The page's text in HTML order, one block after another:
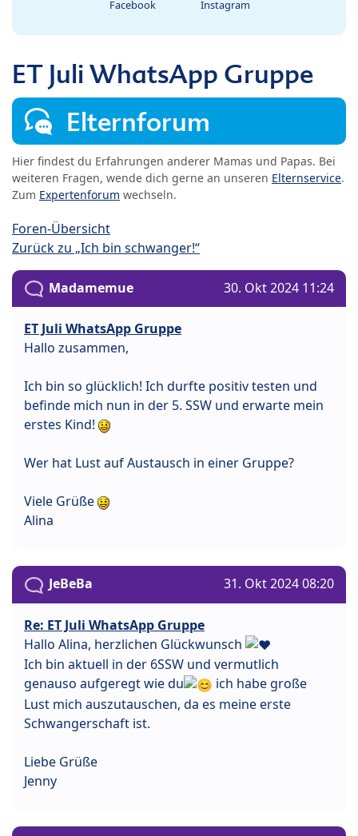
Facebook Instagram
ET Juli WhatsApp Gruppe
Elternforum
Hier findest du Erfahrungen anderer Mamas und Papas. Bei
weiteren Fragen, wende dich gerne an unseren Elternservice.
Zum Expertenforum wechseln.
Foren-Übersicht
Zurück zu „Ich bin schwanger!“
Madamemue 30. Okt 2024 11:24
ET Juli WhatsApp Gruppe
Hallo zusammen,
Ich bin so glücklich! Ich durfte positiv testen und
befinde mich nun in der 5. SSW und erwarte mein
erstes Kind!
Wer hat Lust auf Austausch in einer Gruppe?
Viele Grüße
Alina
JeBeBa 31. Okt 2024 08:20
Re: ET Juli WhatsApp Gruppe
Hallo Alina, herzlichen Glückwunsch
Ich bin aktuell in der 6SSW und vermutlich
genauso aufgeregt wie du
ich habe große
Lust mich auszutauschen, da es meine erste
Schwangerschaft ist.
Liebe Grüße
Jenny